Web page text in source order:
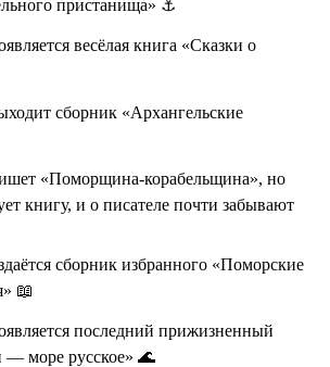
пристанища» ⚓
весёлая книга «Сказки о
сборник «Архангельские
«Поморщина-корабельщина», но
книгу, и о писателе почти забывают
сборник избранного «Поморские
📖
последний прижизненный
— море русское» 🌊